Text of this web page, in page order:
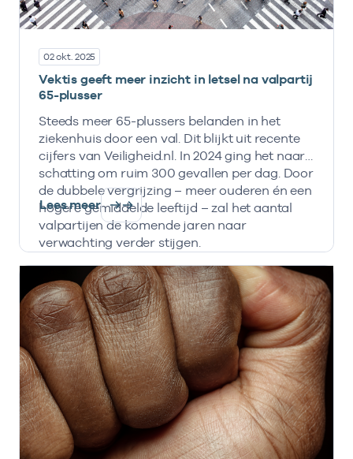
02 okt. 2025
Vektis geeft meer inzicht in letsel na valpartij
65-plusser
Steeds meer 65-plussers belanden in het
ziekenhuis door een val. Dit blijkt uit recente
cijfers van Veiligheid.nl. In 2024 ging het naar
schatting om ruim 300 gevallen per dag. Door
de dubbele vergrijzing – meer ouderen én een
hogere gemiddelde leeftijd – zal het aantal
valpartijen de komende jaren naar
verwachting verder stijgen.
Lees meer